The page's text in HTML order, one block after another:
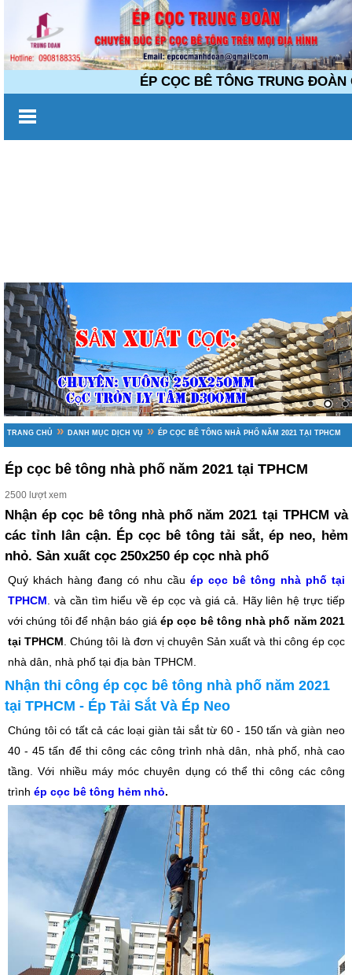
ÉP CỌC BÊ TÔNG TRUNG ĐOÀN
TRANG CHỦ » DANH MỤC DỊCH VỤ » ÉP CỌC BÊ TÔNG NHÀ PHỐ NĂM 2021 TẠI TPHCM
Ép cọc bê tông nhà phố năm 2021 tại TPHCM
2500 lượt xem
Nhận ép cọc bê tông nhà phố năm 2021 tại TPHCM và
các tỉnh lân cận. Ép cọc bê tông tải sắt, ép neo, hẻm
nhỏ. Sản xuất cọc 250x250 ép cọc nhà phố
Quý khách hàng đang có nhu cầu ép cọc bê tông nhà phố tại
TPHCM . và cần tìm hiểu về ép cọc và giá cả. Hãy liên hệ trực tiếp
với chúng tôi để nhận báo giá ép cọc bê tông nhà phố năm 2021
tại TPHCM . Chúng tôi là đơn vị chuyên Sản xuất và thi công ép cọc
nhà dân, nhà phố tại địa bàn TPHCM.
Nhận thi công ép cọc bê tông nhà phố năm 2021
tại TPHCM - Ép Tải Sắt Và Ép Neo
Chúng tôi có tất cả các loại giàn tải sắt từ 60 - 150 tấn và giàn neo
40 - 45 tấn để thi công các công trình nhà dân, nhà phố, nhà cao
tầng. Với nhiều máy móc chuyên dụng có thể thi công các công
trình ép cọc bê tông hẻm nhỏ.